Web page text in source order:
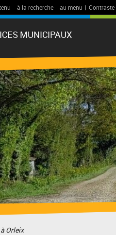
- à la recherche - au menu | Contraste
MUNICIPAUX
Orleix